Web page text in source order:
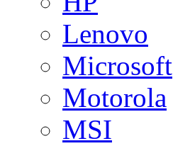
Lenovo
Microsoft
Motorola
MSI